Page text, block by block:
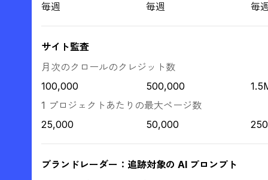
毎週
毎週 毎
サイト監査
月次のクロールのクレジット数
100,000
500,000
1 プロジェクトあたりの最大ページ数
25,000
50,000
ブランドレーダー：追跡対象の AI プロンプト